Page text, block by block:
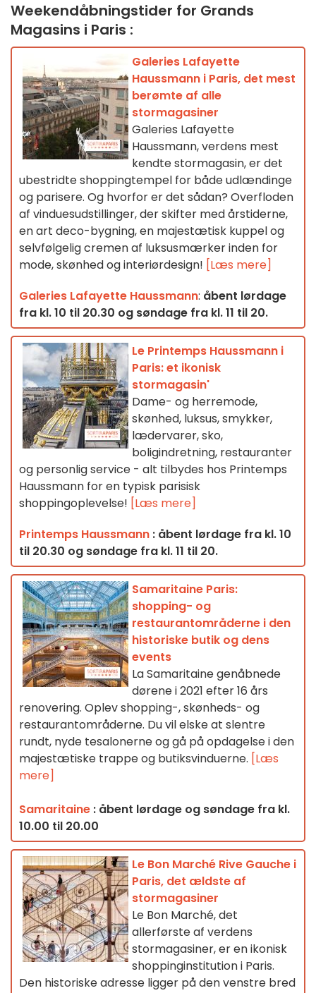
Weekendåbningstider for Grands
Magasins i Paris :
Galeries Lafayette
Haussmann i Paris, det mest
berømte af alle
stormagasiner
Galeries Lafayette
Haussmann, verdens mest
kendte stormagasin, er det
ubestridte shoppingtempel for både udlændinge
og parisere. Og hvorfor er det sådan? Overfloden
af vinduesudstillinger, der skifter med årstiderne,
en art deco-bygning, en majestætisk kuppel og
selvfølgelig cremen af luksusmærker inden for
mode, skønhed og interiørdesign! [Læs mere]
Galeries Lafayette Haussmann: åbent lørdage
fra kl. 10 til 20.30 og søndage fra kl. 11 til 20.
Le Printemps Haussmann i
Paris: et ikonisk
stormagasin'
Dame- og herremode,
skønhed, luksus, smykker,
lædervarer, sko,
boligindretning, restauranter
og personlig service - alt tilbydes hos Printemps
Haussmann for en typisk parisisk
shoppingoplevelse! [Læs mere]
Printemps Haussmann : åbent lørdage fra kl. 10
til 20.30 og søndage fra kl. 11 til 20.
Samaritaine Paris:
shopping- og
restaurantområderne i den
historiske butik og dens
events
La Samaritaine genåbnede
dørene i 2021 efter 16 års
renovering. Oplev shopping-, skønheds- og
restaurantområderne. Du vil elske at slentre
rundt, nyde tesalonerne og gå på opdagelse i den
majestætiske trappe og butiksvinduerne. [Læs
mere]
Samaritaine : åbent lørdage og søndage fra kl.
10.00 til 20.00
Le Bon Marché Rive Gauche i
Paris, det ældste af
stormagasiner
Le Bon Marché, det
allerførste af verdens
stormagasiner, er en ikonisk
shoppinginstitution i Paris.
Den historiske adresse ligger på den venstre bred